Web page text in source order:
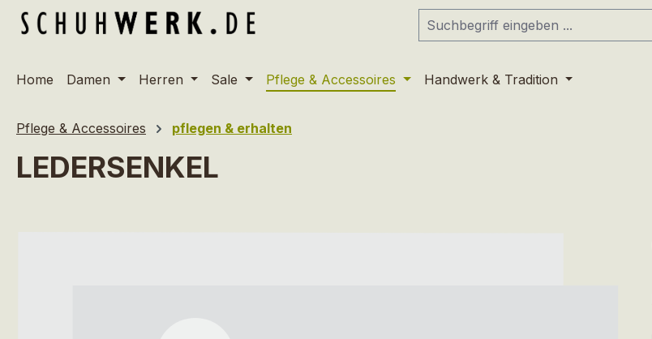
Hauptinhalt springen
Zur Suche springen
Zur Hauptnavigation springen
Home Damen Herren Sale Pflege & Accessoires Handwerk & Tradition
Pflege & Accessoires pflegen & erhalten
LEDERSENKEL